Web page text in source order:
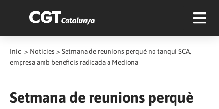
Inici > Notícies > Setmana de reunions perquè no tanqui SCA,
empresa amb beneficis radicada a Mediona
Setmana de reunions perquè